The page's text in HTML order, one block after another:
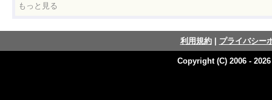
もっと見る
利用規約| プライバシー
Copyright (C) 2006 -